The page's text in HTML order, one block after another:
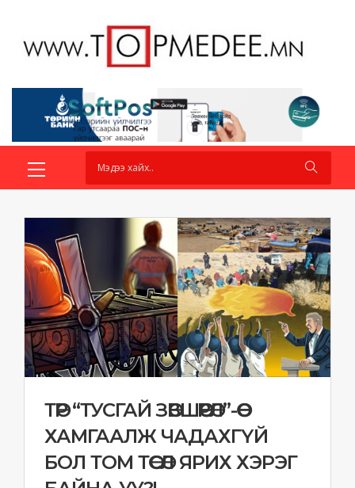
ТӨР “ТУСГАЙ ЗӨВШӨӨРӨЛ”-ӨӨ
ХАМГААЛЖ ЧАДАХГҮЙ
БОЛ ТОМ ТӨСӨЛ ЯРИХ ХЭРЭГ